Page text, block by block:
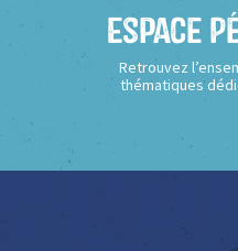
Espace
Retrouvez
thématiques